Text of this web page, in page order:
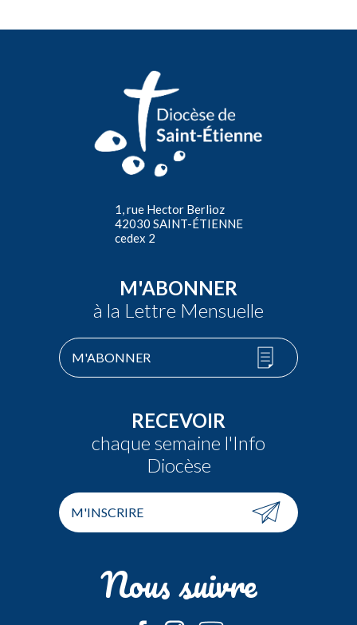
1, rue Hector Berlioz
42030 SAINT-ÉTIENNE
cedex 2
M'ABONNER
à la Lettre Mensuelle
M'ABONNER
RECEVOIR
chaque semaine l'Info
Diocèse
M'INSCRIRE
Nous suivre